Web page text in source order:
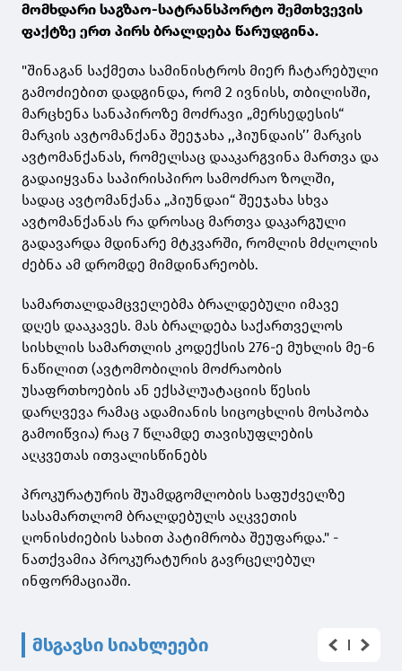
მომხდარი საგზაო-სატრანსპორტო შემთხვევის
ფაქტზე ერთ პირს ბრალდება წარუდგინა.
"შინაგან საქმეთა სამინისტროს მიერ ჩატარებული
გამოძიებით დადგინდა, რომ 2 ივნისს, თბილისში,
მარცხენა სანაპიროზე მოძრავი „მერსედესის“
მარკის ავტომანქანა შეეჯახა ,,ჰიუნდაის’’ მარკის
ავტომანქანას, რომელსაც დააკარგვინა მართვა და
გადაიყვანა საპირისპირო სამოძრაო ზოლში,
სადაც ავტომანქანა „ჰიუნდაი“ შეეჯახა სხვა
ავტომანქანას რა დროსაც მართვა დაკარგული
გადავარდა მდინარე მტკვარში, რომლის მძღოლის
ძებნა ამ დრომდე მიმდინარეობს.
სამართალდამცველებმა ბრალდებული იმავე
დღეს დააკავეს. მას ბრალდება საქართველოს
სისხლის სამართლის კოდექსის 276-ე მუხლის მე-6
ნაწილით (ავტომობილის მოძრაობის
უსაფრთხოების ან ექსპლუატაციის წესის
დარღვევა რამაც ადამიანის სიცოცხლის მოსპობა
გამოიწვია) რაც 7 წლამდე თავისუფლების
აღკვეთას ითვალისწინებს
პროკურატურის შუამდგომლობის საფუძველზე
სასამართლომ ბრალდებულს აღკვეთის
ღონისძიების სახით პატიმრობა შეუფარდა." -
ნათქვამია პროკურატურის გავრცელებულ
ინფორმაციაში.
მსგავსი სიახლეები